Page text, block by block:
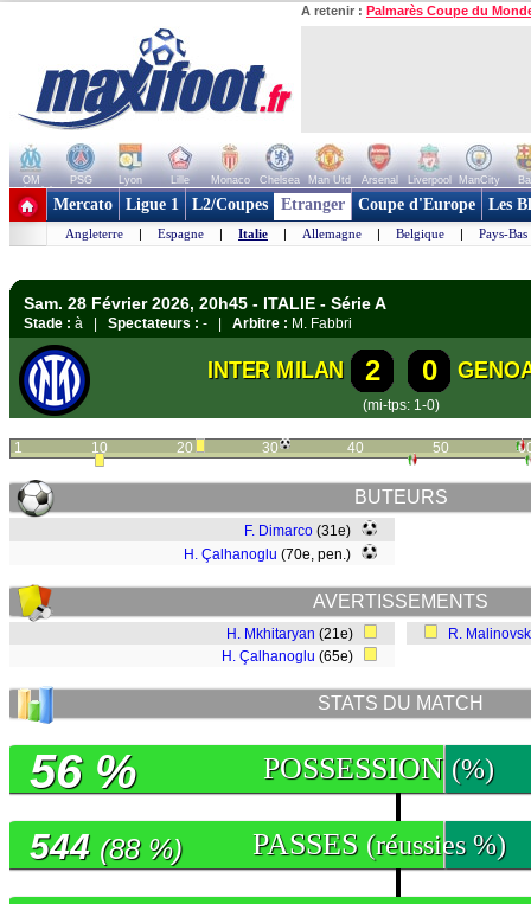
A retenir : Palmarès Coupe du
OM PSG Lyon Lille Monaco Chelsea Man Utd Arsenal Liverpool ManCity
+ de clubs
Mercato Ligue 1 L2/Coupes Etranger Coupe d'Europe Les
Angleterre | Espagne | Italie | Allemagne | Belgique | Pays-Bas
Sam. 28 Février 2026, 20h45 - ITALIE - Série A
Stade : à | Spectateurs : - | Arbitre : M. Fabbri
INTER MILAN 2 0
(mi-tps: 1-0)
1 10 20 30 40 50
BUTEURS
F. Dimarco (31e)
H. Çalhanoglu (70e, pen.)
AVERTISSEMENTS
H. Mkhitaryan (21e)
H. Çalhanoglu (65e)
R.
STATS DU MATCH
POSSESSION (%)
56 %
PASSES (réussies %)
544 (88 %)